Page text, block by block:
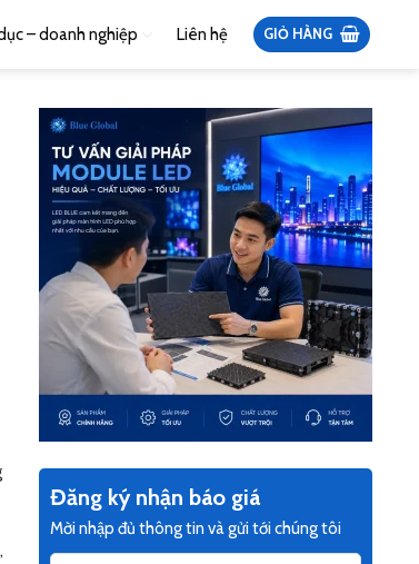
– doanh nghiệp Liên hệ GIỎ HÀNG
Đăng ký nhận báo giá
Mời nhập đủ thông tin và gửi tới chúng tôi